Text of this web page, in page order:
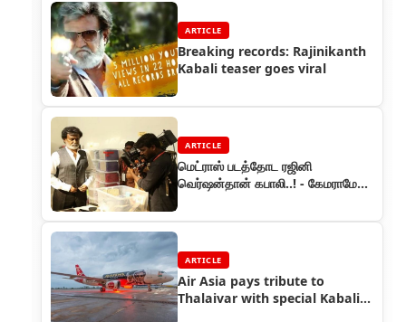
ARTICLE
Breaking records: Rajinikanth
Kabali teaser goes viral
ARTICLE
மெட்ராஸ் படத்தோட ரஜினி
வெர்ஷன்தான் கபாலி..! - கேமராமேன்
ARTICLE
Air Asia pays tribute to
Thalaivar with special Kabali